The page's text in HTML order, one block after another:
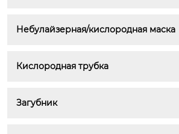
Небулайзерная/кислородная маска
Кислородная трубка
Загубник